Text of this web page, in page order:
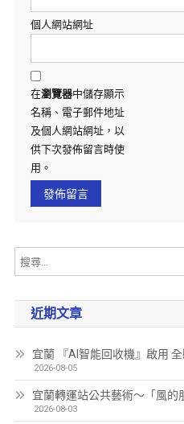
個人網站網址
在瀏覽器中儲存顯示
名稱、電子郵件地址
及個人網站網址，以
供下次發佈留言時使
用。
近期文章
宜蘭 『AI智能回收機』啟用
2026-08-05
宜蘭轉運站公共藝術～「風的
2026-08-03